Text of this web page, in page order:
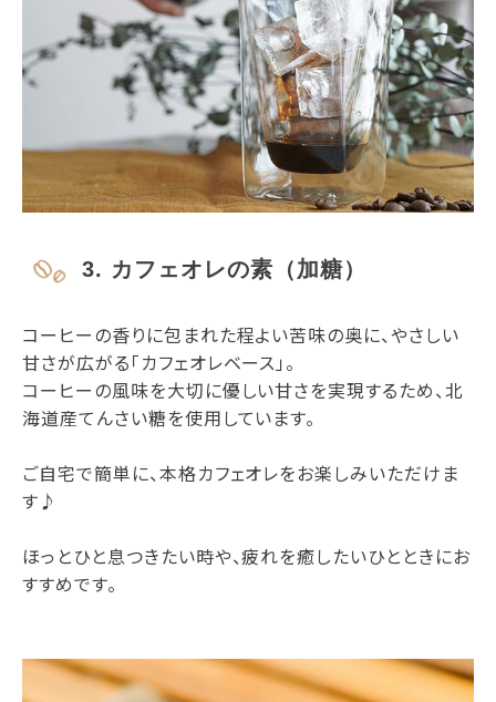
3. カフェオレの素（加糖）
コーヒーの香りに包まれた程よい苦味の奥に、やさしい
甘さが広がる「カフェオレベース」。
コーヒーの風味を大切に優しい甘さを実現するため、北
海道産てんさい糖を使用しています。
ご自宅で簡単に、本格カフェオレをお楽しみいただけま
す♪
ほっとひと息つきたい時や、疲れを癒したいひとときにお
すすめです。